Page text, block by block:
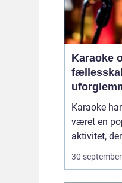
Karaoke
Karaoke
været en
aktivitet,
sammen
og musik.
30